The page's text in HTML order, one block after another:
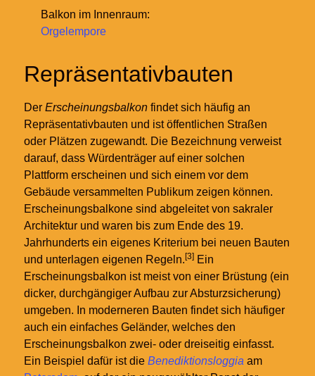
Balkon im Innenraum:
Orgelempore
Repräsentativbauten
Der Erscheinungsbalkon findet sich häufig an
Repräsentativbauten und ist öffentlichen Straßen
oder Plätzen zugewandt. Die Bezeichnung verweist
darauf, dass Würdenträger auf einer solchen
Plattform erscheinen und sich einem vor dem
Gebäude versammelten Publikum zeigen können.
Erscheinungsbalkone sind abgeleitet von sakraler
Architektur und waren bis zum Ende des 19.
Jahrhunderts ein eigenes Kriterium bei neuen Bauten
und unterlagen eigenen Regeln. [3] Ein
Erscheinungsbalkon ist meist von einer Brüstung (ein
dicker, durchgängiger Aufbau zur Absturzsicherung)
umgeben. In moderneren Bauten findet sich häufiger
auch ein einfaches Geländer, welches den
Erscheinungsbalkon zwei- oder dreiseitig einfasst.
Ein Beispiel dafür ist die Benediktionsloggia am